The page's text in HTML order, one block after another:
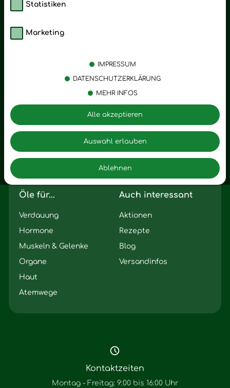
Statistiken
Marketing
IMPRESSUM
DATENSCHUTZERKLÄRUNG
MEHR INFOS
Ablehnen
Auswahl erlauben
Alle akzeptieren
Zuhause
Stress
Entspannung
Trauer
Romantik
Motivation
Seelischer Schlag
Öle für...
Verdauung
Hormone
Muskeln & Gelenke
Organe
Haut
Atemwege
Auch interessant
Aktionen
Rezepte
Blog
Versandinfos
Kontaktzeiten
Montag - Freitag: 9:00 bis 16:00 Uhr